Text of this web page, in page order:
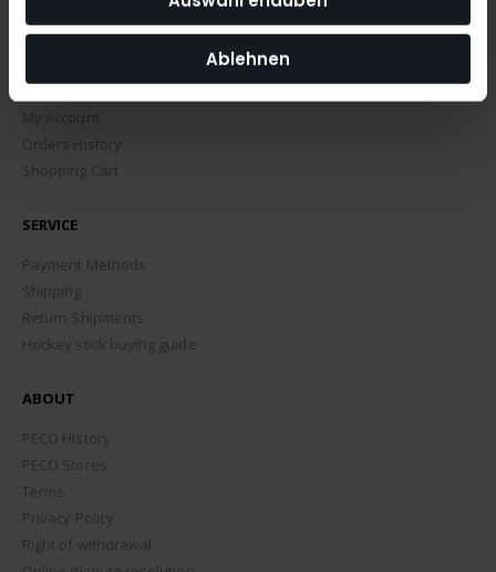
Ablehnen
MY ACCOUNT
My Account
Orders History
Shopping Cart
SERVICE
Payment Methods
Shipping
Return Shipments
Hockey stick buying guide
ABOUT
PECO History
PECO Stores
Terms
Privacy Policy
Right of withdrawal